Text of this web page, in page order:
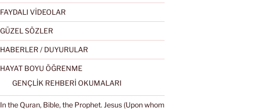
FAYDALI VİDEOLAR
GÜZEL SÖZLER
HABERLER / DUYURULAR
HAYAT BOYU ÖĞRENME
GENÇLİK REHBERİ OKUMALARI
In the Quran, Bible, the Prophet. Jesus (Upon whom